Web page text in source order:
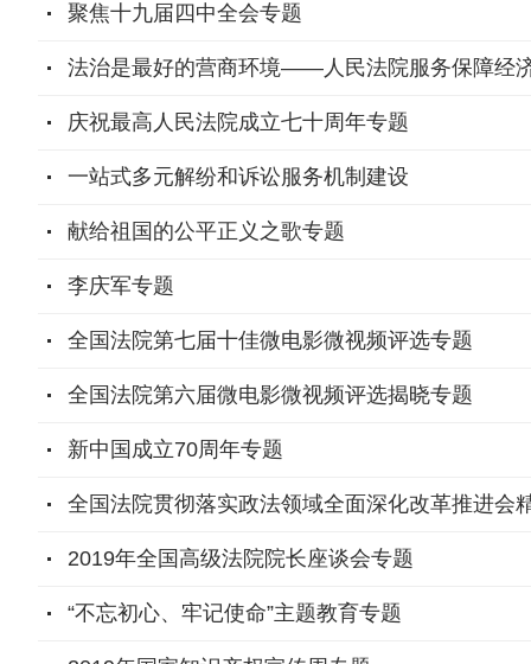
聚焦十九届四中全会专题
法治是最好的营商环境——人民法院服务保障经
庆祝最高人民法院成立七十周年专题
一站式多元解纷和诉讼服务机制建设
献给祖国的公平正义之歌专题
李庆军专题
全国法院第七届十佳微电影微视频评选专题
全国法院第六届微电影微视频评选揭晓专题
新中国成立70周年专题
全国法院贯彻落实政法领域全面深化改革推进会
2019年全国高级法院院长座谈会专题
“不忘初心、牢记使命”主题教育专题